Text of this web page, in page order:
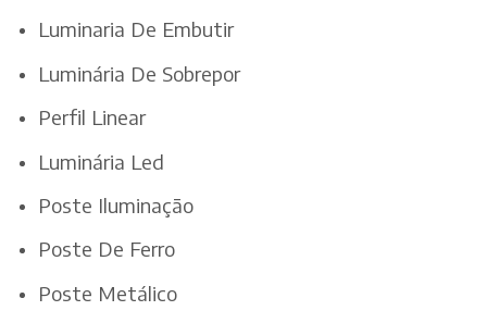
Luminaria De Embutir
Luminária De Sobrepor
Perfil Linear
Luminária Led
Poste Iluminação
Poste De Ferro
Poste Metálico